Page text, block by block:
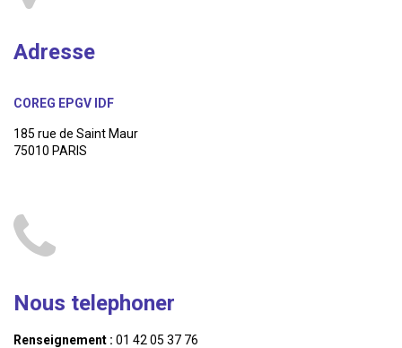
Adresse
COREG EPGV IDF
185 rue de Saint Maur
75010 PARIS
Nous telephoner
Renseignement : 01 42 05 37 76